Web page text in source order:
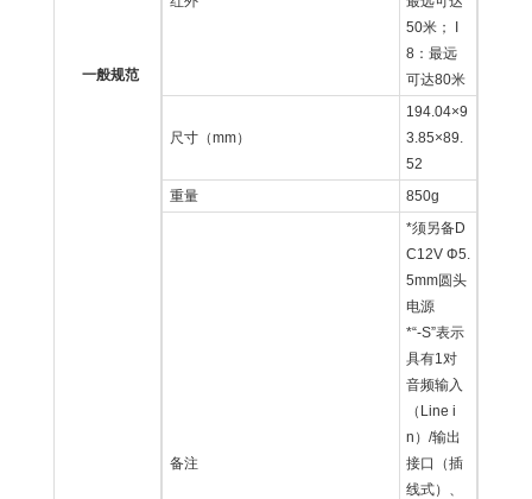
一般规范
50米； I
8：最远
可达80米
尺寸（mm）
194.04×9
3.85×89.
52
重量
850g
备注
*须另备D
C12V Φ5.
5mm圆头
电源
*“-S”表示
具有1对
音频输入
（Line i
n）/输出
接口（插
线式）、